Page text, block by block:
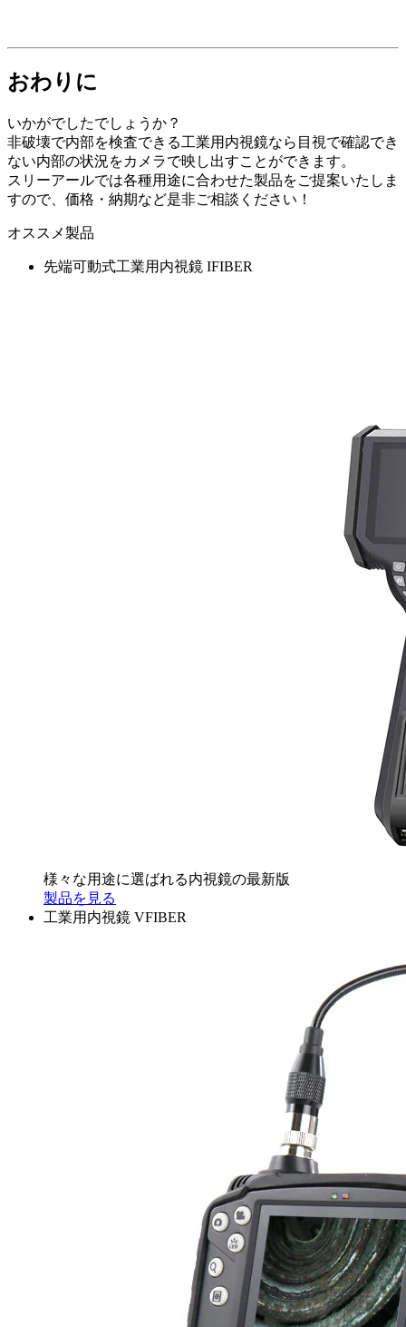
おわりに
いかがでしたでしょうか？
非破壊で内部を検査できる工業用内視鏡なら目視で確認でき
ない内部の状況をカメラで映し出すことができます。
スリーアールでは各種用途に合わせた製品をご提案いたしま
すので、価格・納期など是非ご相談ください！
オススメ製品
先端可動式工業用内視鏡 IFIBER
様々な用途に選ばれる内視鏡の最新版
製品を見る
工業用内視鏡 VFIBER